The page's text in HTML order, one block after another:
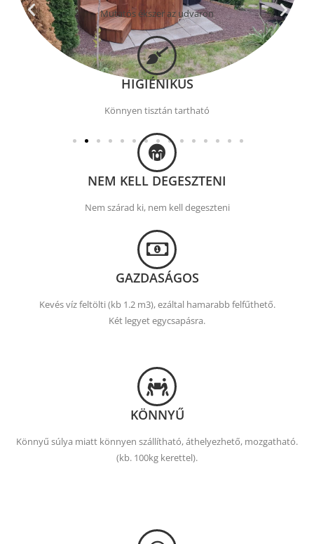
Mutatós ékszer az udvaron
HIGIÉNIKUS
Könnyen tisztán tartható
NEM KELL DEGESZTENI
Nem szárad ki, nem kell degeszteni
GAZDASÁGOS
Kevés víz feltölti (kb 1.2 m3), ezáltal hamarabb felfűthető.
Két legyet egycsapásra.
KÖNNYŰ
Könnyű súlya miatt könnyen szállítható, áthelyezhető, mozgatható.
(kb. 100kg kerettel).